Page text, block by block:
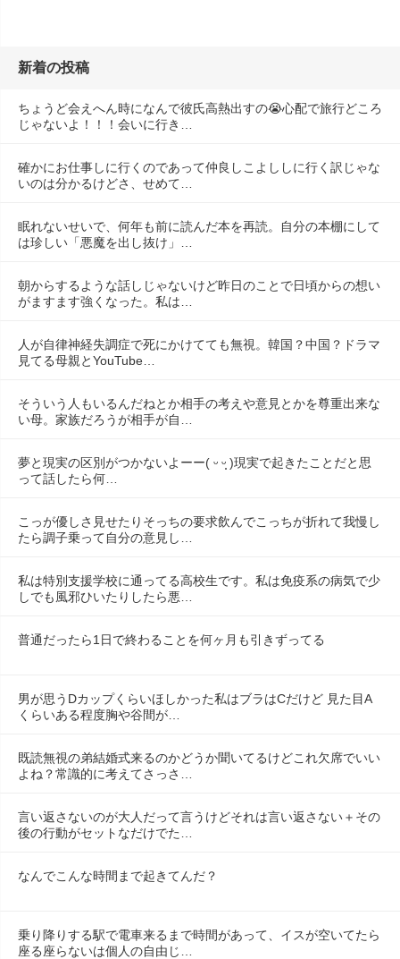
新着の投稿
ちょうど会えへん時になんで彼氏高熱出すの😭心配で旅行どころ
じゃないよ！！！会いに行き…
確かにお仕事しに行くのであって仲良しこよししに行く訳じゃな
いのは分かるけどさ、せめて…
眠れないせいで、何年も前に読んだ本を再読。自分の本棚にして
は珍しい「悪魔を出し抜け」…
朝からするような話しじゃないけど昨日のことで日頃からの想い
がますます強くなった。私は…
人が自律神経失調症で死にかけてても無視。韓国？中国？ドラマ
見てる母親とYouTube…
そういう人もいるんだねとか相手の考えや意見とかを尊重出来な
い母。家族だろうが相手が自…
夢と現実の区別がつかないよーー( ᵕ ᵕ̩̩ )現実で起きたことだと思
って話したら何…
こっが優しさ見せたりそっちの要求飲んでこっちが折れて我慢し
たら調子乗って自分の意見し…
私は特別支援学校に通ってる高校生です。私は免疫系の病気で少
しでも風邪ひいたりしたら悪…
普通だったら1日で終わることを何ヶ月も引きずってる
男が思うDカップくらいほしかった私はブラはCだけど 見た目A
くらいある程度胸や谷間が…
既読無視の弟結婚式来るのかどうか聞いてるけどこれ欠席でいい
よね？常識的に考えてさっさ…
言い返さないのが大人だって言うけどそれは言い返さない＋その
後の行動がセットなだけでた…
なんでこんな時間まで起きてんだ？
乗り降りする駅で電車来るまで時間があって、イスが空いてたら
座る座らないは個人の自由じ…